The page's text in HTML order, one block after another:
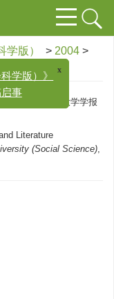
版） > 2004 >
[J]. 北京林业大学学报
Literature
(Social Science),
科学版）》
启事